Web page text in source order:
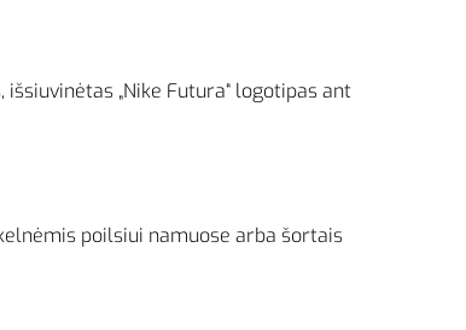
„Nike Futura“ logotipas ant
poilsiui namuose arba šortais